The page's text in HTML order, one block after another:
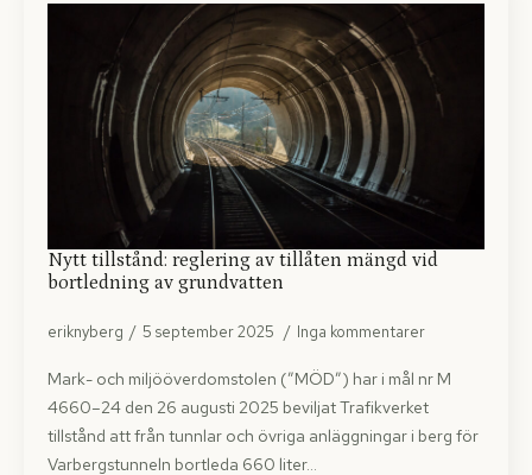
Nytt tillstånd: reglering av tillåten mängd vid
bortledning av grundvatten
eriknyberg 5 september 2025 Inga kommentarer
Mark- och miljööverdomstolen (”MÖD”) har i mål nr M
4660–24 den 26 augusti 2025 beviljat Trafikverket
tillstånd att från tunnlar och övriga anläggningar i berg för
Varbergstunneln bortleda 660 liter…